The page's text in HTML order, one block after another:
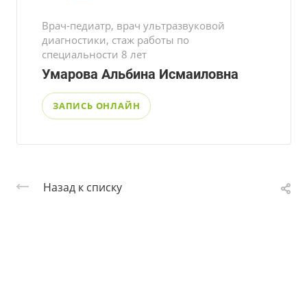
Врач-педиатр, врач ультразвуковой
диагностики, стаж работы по
специальности 8 лет
Умарова Альбина Исмаиловна
ЗАПИСЬ ОНЛАЙН
Назад к списку